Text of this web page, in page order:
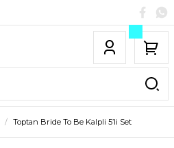
Toptan Bride To Be Kalpli 5’li Set